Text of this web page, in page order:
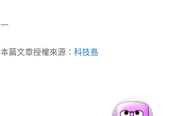
—
本篇文章授權來源： 科技島